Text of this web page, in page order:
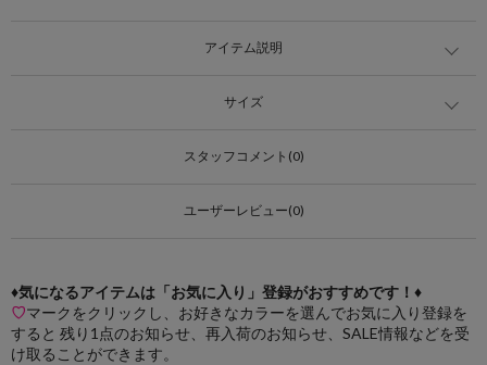
アイテム説明
サイズ
スタッフコメント(0)
ユーザーレビュー(0)
♦気になるアイテムは「お気に入り」登録がおすすめです！♦
♡マークをクリックし、お好きなカラーを選んでお気に入り登録を
すると 残り1点のお知らせ、再入荷のお知らせ、SALE情報などを受
け取ることができます。